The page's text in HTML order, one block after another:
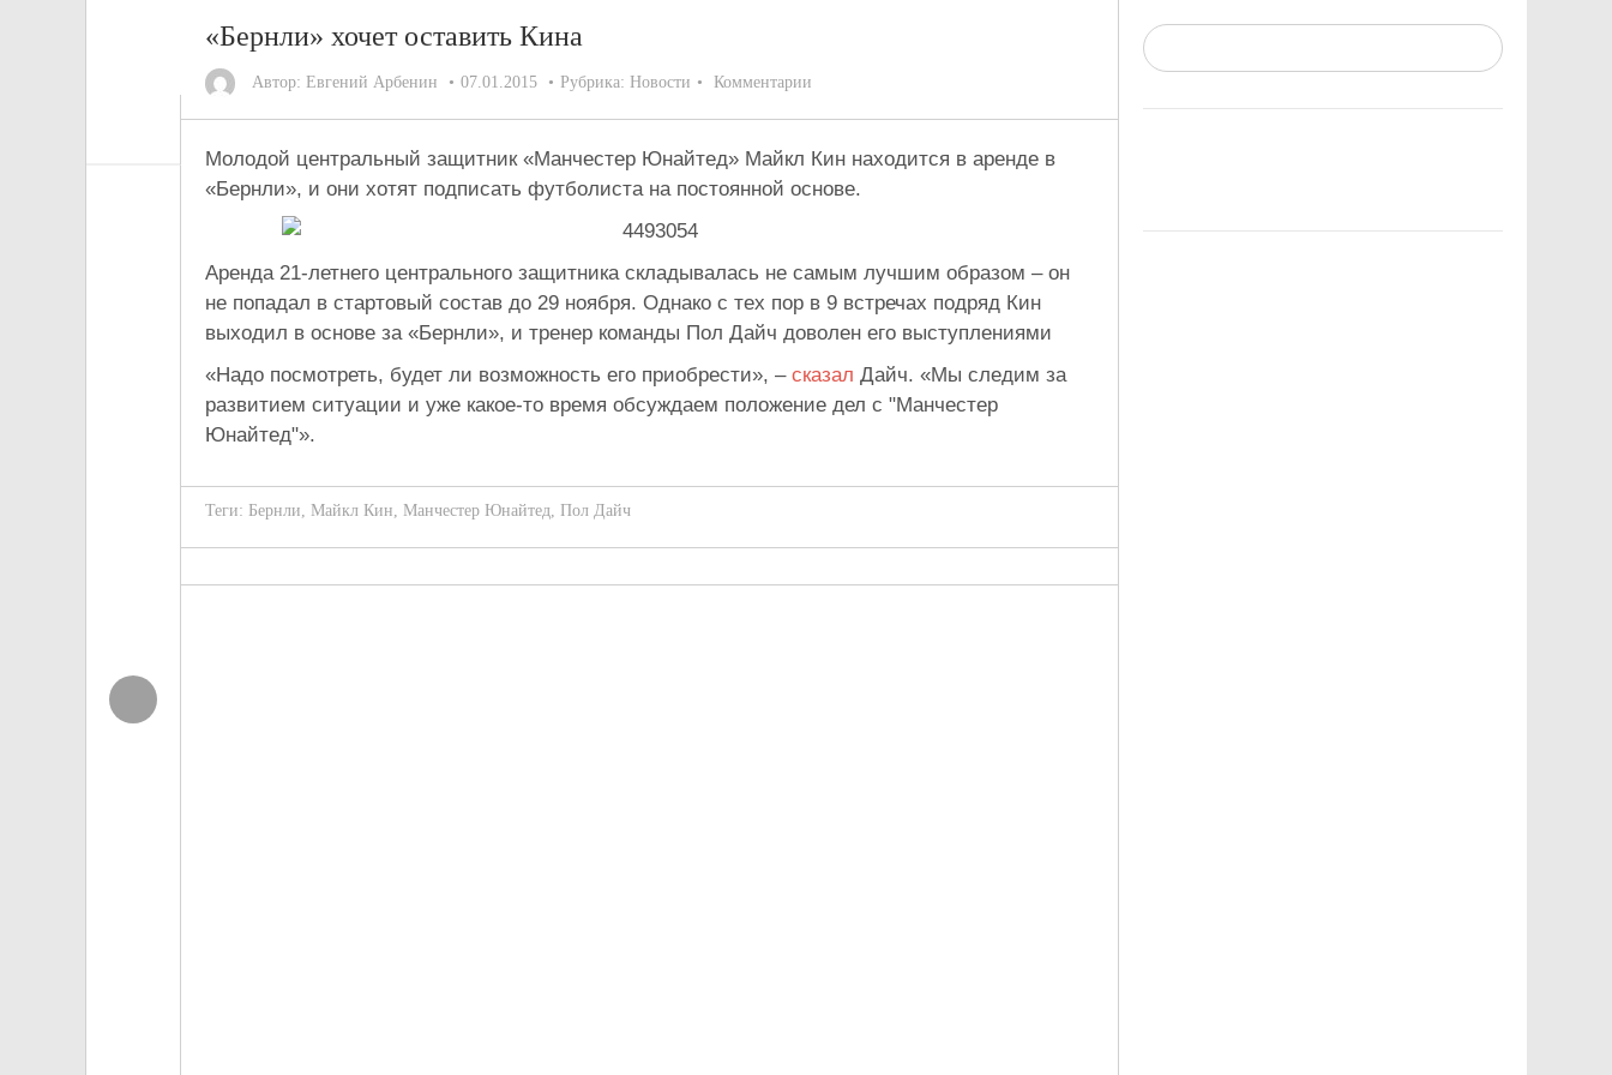
«Бернли» хочет оставить Кина
Автор: Евгений Арбенин 07.01.2015 Рубрика: Новости Комментарии
Молодой центральный защитник «Манчестер Юнайтед» Майкл Кин находится в аренде в
«Бернли», и они хотят подписать футболиста на постоянной основе.
Аренда 21-летнего центрального защитника складывалась не самым лучшим образом – он
не попадал в стартовый состав до 29 ноября. Однако с тех пор в 9 встречах подряд Кин
выходил в основе за «Бернли», и тренер команды Пол Дайч доволен его выступлениями
«Надо посмотреть, будет ли возможность его приобрести», – сказал Дайч. «Мы следим за
развитием ситуации и уже какое-то время обсуждаем положение дел с "Манчестер
Юнайтед"».
Теги: Бернли, Майкл Кин, Манчестер Юнайтед, Пол Дайч